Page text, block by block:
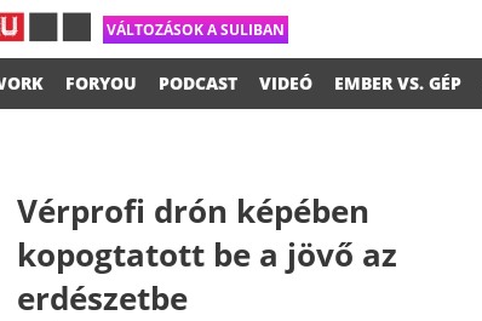
VÁLTOZÁSOK A SULIBAN
FORYOU PODCAST VIDEÓ EMBER VS. GÉP
Vérprofi drón képében
kopogtatott be a jövő az
erdészetbe